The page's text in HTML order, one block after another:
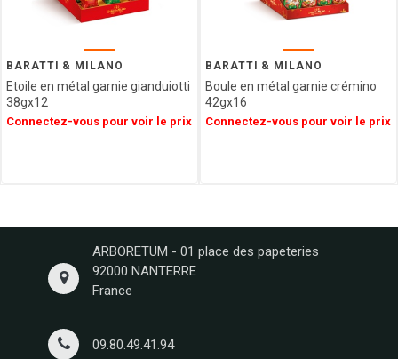
BORGO
GLOSEK
GOURMET
CHOCOLAT
MATHEZ
SAINT
CONFISERIE
LAURA
PIERROT
BARATTI & MILANO
Etoile en métal garnie gianduiotti
38gx12
Connectez-vous pour voir le prix
BARATTI & MILANO
Boule en métal garnie crémino
42gx16
Connectez-vous pour voir le prix
ARBORETUM - 01 place des papeteries
92000 NANTERRE
France
09.80.49.41.94